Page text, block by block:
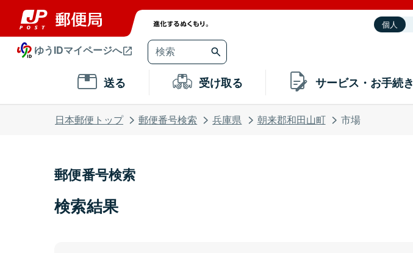
個人
ゆうIDマイページへ
送る 受け取る サービス・お手続き
日本郵便トップ 郵便番号検索 兵庫県 朝来郡和田山町 市場
郵便番号検索
検索結果